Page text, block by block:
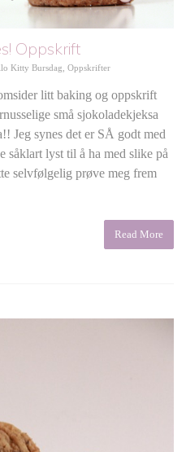
Oppskrift
Kitty Bursdag Oppskrifter
litt baking og oppskrift
små sjokoladekjeksa
Jeg synes det er SÅ godt med
såklart lyst til å ha med slike på
selvfølgelig prøve meg frem
Read More